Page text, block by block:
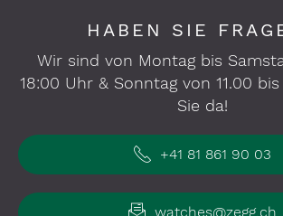
HABEN SIE
Wir sind von Montag bis
18:00 Uhr & Sonntag von 11.00
Sie da!
+41 81 861 90 03
watches@zegg.ch